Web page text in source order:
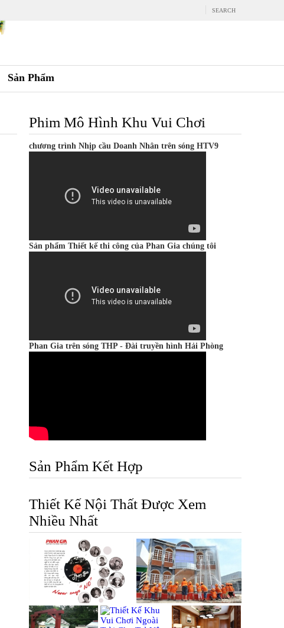
SEARCH
Sản Phẩm
Phim Mô Hình Khu Vui Chơi
chương trình Nhịp cầu Doanh Nhân trên sóng HTV9
Sản phẩm Thiết kế thi công của Phan Gia chúng tôi
Phan Gia trên sóng THP - Đài truyền hình Hải Phòng
Sản Phẩm Kết Hợp
Thiết Kế Nội Thất Được Xem
Nhiều Nhất